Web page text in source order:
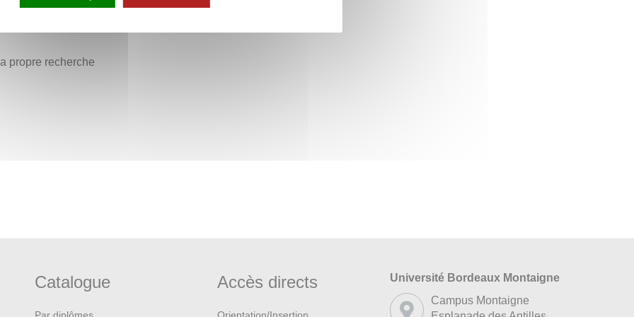
institutionnelle des
parlant, le moment que nos
propre recherche
Catalogue Accès directs
Université Bordeaux Montaigne
Campus Montaigne